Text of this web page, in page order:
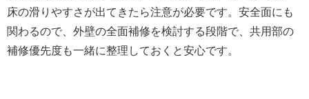
床の滑りやすさが出てきたら注意が必要です。安全面にも
関わるので、外壁の全面補修を検討する段階で、共用部の
補修優先度も一緒に整理しておくと安心です。